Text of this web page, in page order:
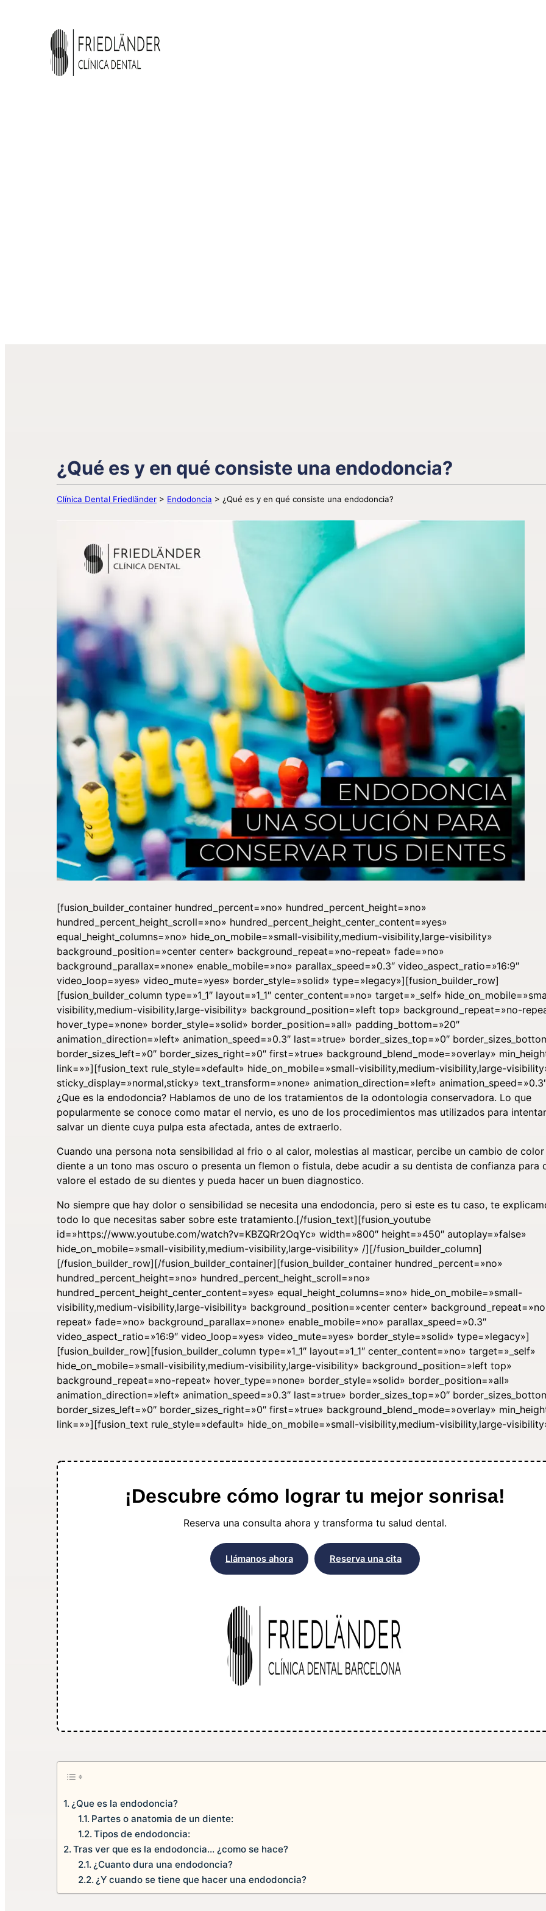
¿Qué es y en qué consiste una endodoncia?
Clínica Dental Friedländer > Endodoncia > ¿Qué es y en qué consiste una endodoncia?
[fusion_builder_container hundred_percent=»no» hundred_percent_height=»no»
hundred_percent_height_scroll=»no» hundred_percent_height_center_content=»yes»
equal_height_columns=»no» hide_on_mobile=»small-visibility,medium-visibility,large-visibility»
background_position=»center center» background_repeat=»no-repeat» fade=»no»
background_parallax=»none» enable_mobile=»no» parallax_speed=»0.3″ video_aspect_ratio=»16:9″
video_loop=»yes» video_mute=»yes» border_style=»solid» type=»legacy»][fusion_builder_row]
[fusion_builder_column type=»1_1″ layout=»1_1″ center_content=»no» target=»_self»
visibility,medium-visibility,large-visibility» background_position=»left top» background_repeat=»no-
hover_type=»none» border_style=»solid» border_position=»all» padding_bottom=»20″
animation_direction=»left» animation_speed=»0.3″ last=»true» border_sizes_top=»0″
border_sizes_left=»0″ border_sizes_right=»0″ first=»true» background_blend_mode=»overlay»
link=»»][fusion_text rule_style=»default» hide_on_mobile=»small-visibility,medium-visibility,large-
sticky_display=»normal,sticky» text_transform=»none» animation_direction=»left»
¿Que es la endodoncia? Hablamos de uno de los tratamientos de la odontologia conservadora. Lo que
popularmente se conoce como matar el nervio, es uno de los procedimientos mas utilizados para intentar
salvar un diente cuya pulpa esta afectada, antes de extraerlo.
Cuando una persona nota sensibilidad al frio o al calor, molestias al masticar, percibe un cambio de
diente a un tono mas oscuro o presenta un flemon o fistula, debe acudir a su dentista de confianza para
valore el estado de su dientes y pueda hacer un buen diagnostico.
No siempre que hay dolor o sensibilidad se necesita una endodoncia, pero si este es tu caso, te
todo lo que necesitas saber sobre este tratamiento.[/fusion_text][fusion_youtube
id=»https://www.youtube.com/watch?v=KBZQRr2OqYc» width=»800″ height=»450″ autoplay=»false»
hide_on_mobile=»small-visibility,medium-visibility,large-visibility» /][/fusion_builder_column]
[/fusion_builder_row][/fusion_builder_container][fusion_builder_container hundred_percent=»no»
hundred_percent_height=»no» hundred_percent_height_scroll=»no»
hundred_percent_height_center_content=»yes» equal_height_columns=»no» hide_on_mobile=»small-
visibility,medium-visibility,large-visibility» background_position=»center center»
repeat» fade=»no» background_parallax=»none» enable_mobile=»no» parallax_speed=»0.3″
video_aspect_ratio=»16:9″ video_loop=»yes» video_mute=»yes» border_style=»solid» type=»legacy»]
[fusion_builder_row][fusion_builder_column type=»1_1″ layout=»1_1″ center_content=»no» target=»_self»
hide_on_mobile=»small-visibility,medium-visibility,large-visibility» background_position=»left top»
background_repeat=»no-repeat» hover_type=»none» border_style=»solid» border_position=»all»
animation_direction=»left» animation_speed=»0.3″ last=»true» border_sizes_top=»0″
border_sizes_left=»0″ border_sizes_right=»0″ first=»true» background_blend_mode=»overlay»
link=»»][fusion_text rule_style=»default» hide_on_mobile=»small-visibility,medium-visibility,large-
¡Descubre cómo lograr tu mejor sonrisa!
Reserva una consulta ahora y transforma tu salud dental.
Llámanos ahora Reserva una cita
¿Que es la endodoncia?
Partes o anatomia de un diente:
Tipos de endodoncia:
Tras ver que es la endodoncia… ¿como se hace?
¿Cuanto dura una endodoncia?
¿Y cuando se tiene que hacer una endodoncia?